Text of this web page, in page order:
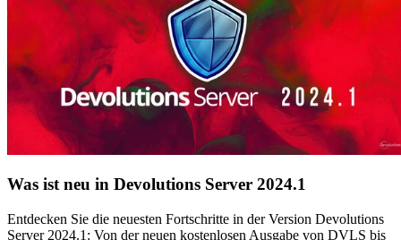
Was ist neu in Devolutions Server 2024.1
Entdecken Sie die neuesten Fortschritte in der Version Devolutions
Server 2024.1: Von der neuen kostenlosen Ausgabe von DVLS bis